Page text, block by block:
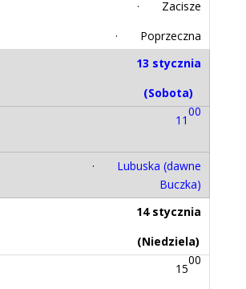
· Zacisze
· Poprzeczna
13 stycznia
(Sobota)
11
00
· Lubuska (dawne
Buczka)
14 stycznia
(Niedziela)
15
00